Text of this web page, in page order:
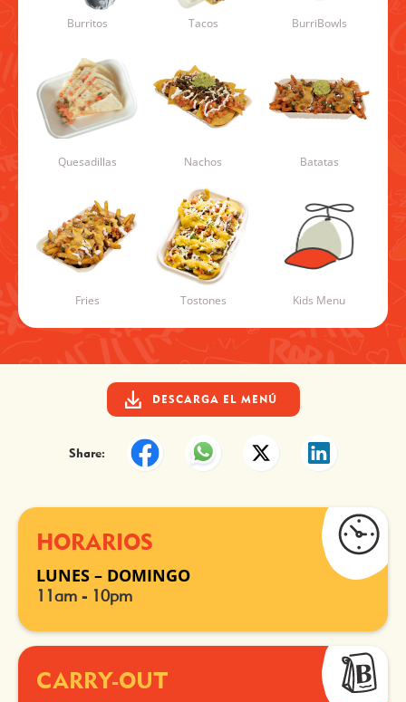
Burritos Tacos BurriBowls
Quesadillas Nachos Batatas
Fries Tostones Kids Menu
DESCARGA EL MENÚ
Share:
HORARIOS
LUNES – DOMINGO
11am - 10pm
CARRY-OUT